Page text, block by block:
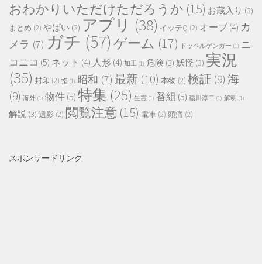
おわかりいただけただろうか (15) お蔵入り (3)
まとめ (2) やばい (3) アプリ (38) イッテQ (2) オーブ (4) カ
メラ (7) ガチ (57) ゲーム (17) ドッペルゲンガー (1) ニ
コニコ (5) ネット (4) 人形 (4) 加工 (1) 危険 (3) 妖怪 (3) 実況
(35) 封印 (2) 指 (1) 昭和 (7) 最新 (10) 本物 (2) 検証 (9) 海
(9) 海外 (1) 物件(5)特集 (25) 生霊 (1) 番組 (5) 稲川淳二 (1) 解明 (1)
解説 (3) 遺影 (2) 閲覧注意 (15) 電車 (2) 頭痛 (2)
スポンサードリンク